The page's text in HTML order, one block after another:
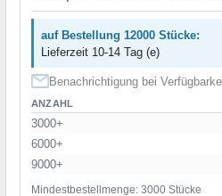
auf Bestellung 12000 Stücke:
Lieferzeit 10-14 Tag (e)
Benachrichtigung bei
ANZAHL
3000+
6000+
9000+
Mindestbestellmenge: 3000 Stücke